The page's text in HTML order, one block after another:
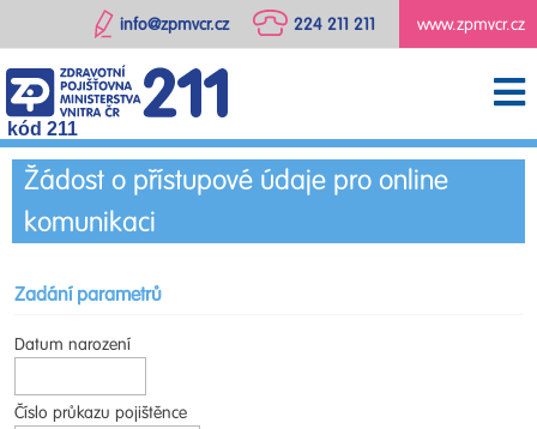
www.zpmvcr.cz
224 211 211
info@zpmvcr.cz
kód 211
Žádost o přístupové údaje pro online
komunikaci
Zadání parametrů
Datum narození
Číslo průkazu pojištěnce